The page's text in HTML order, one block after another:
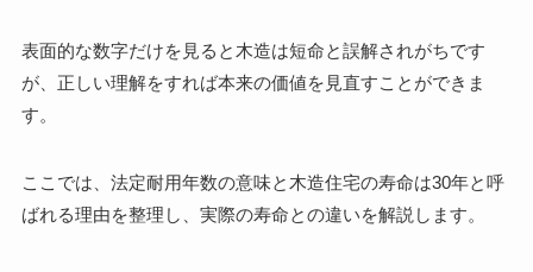
表面的な数字だけを見ると木造は短命と誤解されがちです
が、正しい理解をすれば本来の価値を見直すことができま
す。
ここでは、法定耐用年数の意味と木造住宅の寿命は30年と呼
ばれる理由を整理し、実際の寿命との違いを解説します。